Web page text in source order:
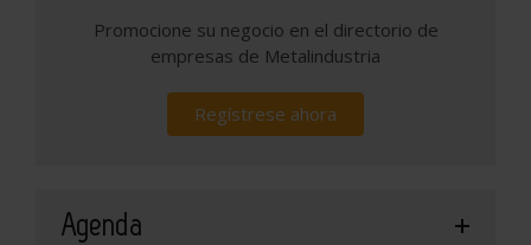
Promocione su negocio en el directorio de
empresas de Metalindustria
Regístrese ahora
Agenda